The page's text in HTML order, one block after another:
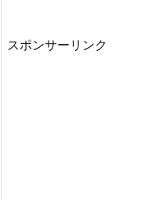
スポンサーリンク